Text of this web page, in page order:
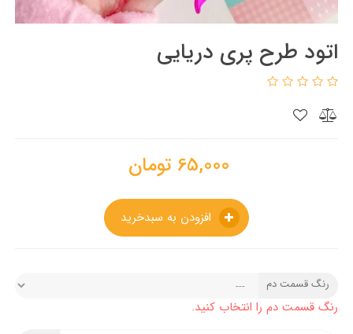
اتود طرح پری دریایی
65,000 تومان
رنگ قسمت دم
رنگ قسمت دم را انتخاب کنید.